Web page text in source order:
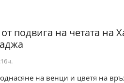
подвига на четата на
на венци и цветя на